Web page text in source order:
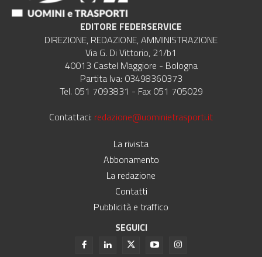
EDITORE FEDERSERVICE
DIREZIONE, REDAZIONE, AMMINISTRAZIONE
Via G. Di Vittorio, 21/b1
40013 Castel Maggiore - Bologna
Partita Iva: 03498360373
Tel. 051 7093831 - Fax 051 705029
Contattaci: redazione@uominietrasporti.it
La rivista
Abbonamento
La redazione
Contatti
Pubblicità e traffico
SEGUICI